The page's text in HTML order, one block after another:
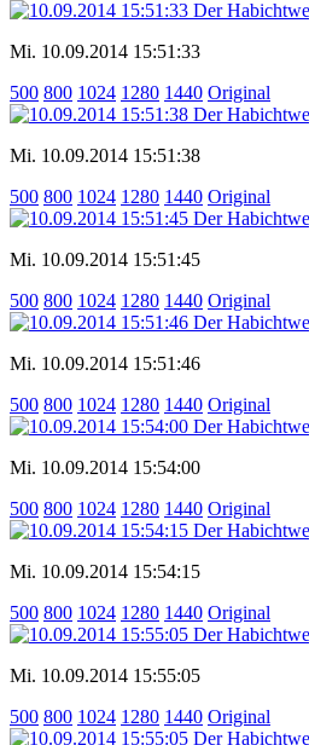
Mi. 10.09.2014 15:51:33
500 800 1024 1280 1440 Original
Mi. 10.09.2014 15:51:38
500 800 1024 1280 1440 Original
Mi. 10.09.2014 15:51:45
500 800 1024 1280 1440 Original
Mi. 10.09.2014 15:51:46
500 800 1024 1280 1440 Original
Mi. 10.09.2014 15:54:00
500 800 1024 1280 1440 Original
Mi. 10.09.2014 15:54:15
500 800 1024 1280 1440 Original
Mi. 10.09.2014 15:55:05
500 800 1024 1280 1440 Original